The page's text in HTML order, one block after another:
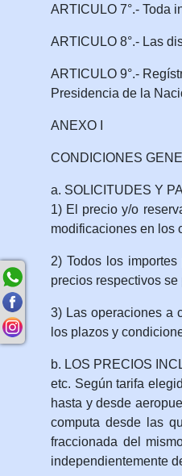
ARTICULO 7°.- Toda
ARTICULO 8°.- Las
ARTICULO 9°.-
Presidencia de la
ANEXO I
CONDICIONES
a. SOLICITUDES Y
1) El precio y/o
modificaciones en los
2) Todos los
precios respectivos
3) Las operaciones a
los plazos y
b. LOS PRECIOS
etc. Según tarifa
hasta y desde
computa desde las
fraccionada del
independientemente